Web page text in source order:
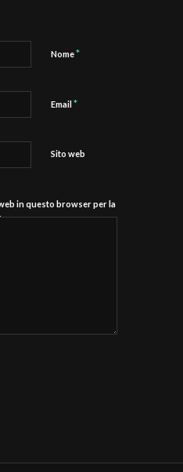
Nome*
Email *
Sito web
in questo browser per la